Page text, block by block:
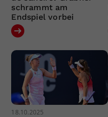
schrammt am
Endspiel vorbei
18.10.2025